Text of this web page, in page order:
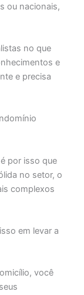
ou nacionais,
no que
e
e precisa
por isso que
no setor, o
complexos
em levar a
você